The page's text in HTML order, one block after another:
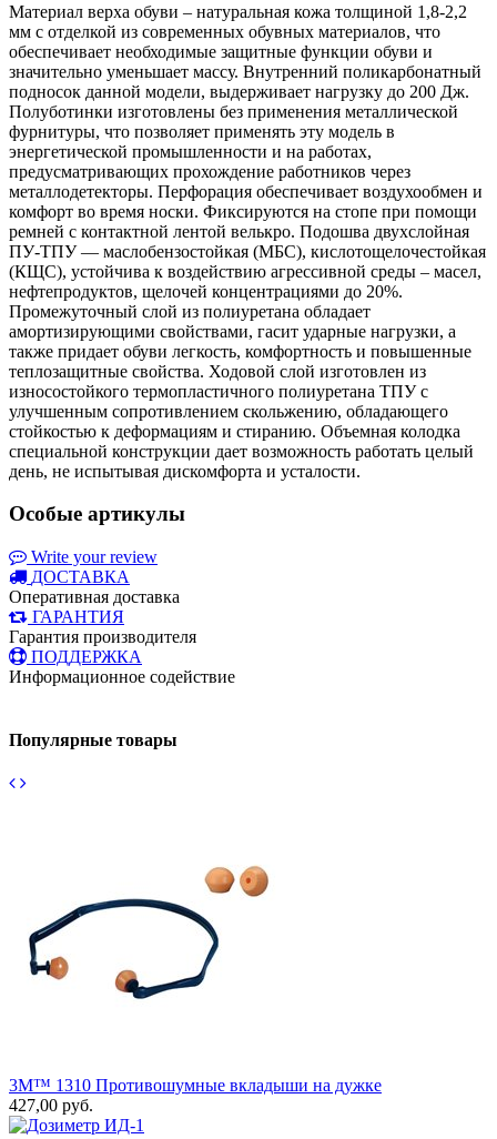
Материал верха обуви – натуральная кожа толщиной 1,8-2,2
мм с отделкой из современных обувных материалов, что
обеспечивает необходимые защитные функции обуви и
значительно уменьшает массу. Внутренний поликарбонатный
подносок данной модели, выдерживает нагрузку до 200 Дж.
Полуботинки изготовлены без применения металлической
фурнитуры, что позволяет применять эту модель в
энергетической промышленности и на работах,
предусматривающих прохождение работников через
металлодетекторы. Перфорация обеспечивает воздухообмен и
комфорт во время носки. Фиксируются на стопе при помощи
ремней с контактной лентой велькро. Подошва двухслойная
ПУ-ТПУ — маслобензостойкая (МБС), кислотощелочестойкая
(КЩС), устойчива к воздействию агрессивной среды – масел,
нефтепродуктов, щелочей концентрациями до 20%.
Промежуточный слой из полиуретана обладает
амортизирующими свойствами, гасит ударные нагрузки, а
также придает обуви легкость, комфортность и повышенные
теплозащитные свойства. Ходовой слой изготовлен из
износостойкого термопластичного полиуретана ТПУ с
улучшенным сопротивлением скольжению, обладающего
стойкостью к деформациям и стиранию. Объемная колодка
специальной конструкции дает возможность работать целый
день, не испытывая дискомфорта и усталости.
Особые артикулы
Write your review
ДОСТАВКА
Оперативная доставка
ГАРАНТИЯ
Гарантия производителя
ПОДДЕРЖКА
Информационное содействие
Популярные товары
3M™ 1310 Противошумные вкладыши на дужке
427,00 руб.